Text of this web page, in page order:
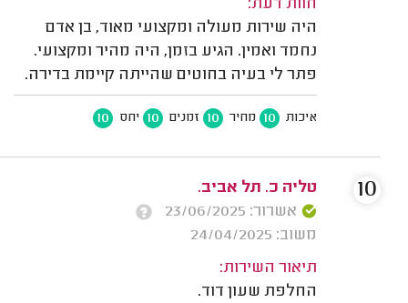
חוות דעת:
היה שירות מעולה ומקצועי מאוד, בן אדם
נחמד ואמין. הגיע בזמן, היה מהיר ומקצועי.
פתר לי בעיה בחוטים שהייתה קיימת בדירה.
איכות 10 מחיר 10 זמנים 10 יחס 10
טליה כ. תל אביב.
אשרור: 23/06/2025
משוב: 24/04/2025
תיאור השירות:
החלפת שעון דוד.
10